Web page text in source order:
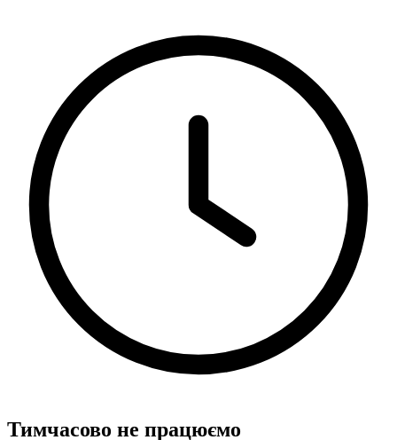
Тимчасово не працюємо